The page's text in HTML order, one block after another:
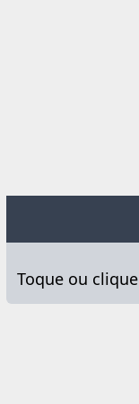
Toque ou clique